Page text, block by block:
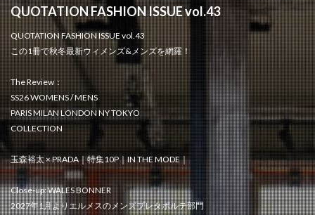
QUOTATION FASHION ISSUE vol.43
QUOTATION FASHION ISSUE vol.43
この1冊で秋冬最新ウィメンズ&メンズを網羅！
The Review：
SS26 WOMENS / MENS
PARIS MILAN LONDON NY TOKYO
COLLECTION
玉森裕太 × PRADA｜特集10P｜IN THE MODE｜
Close-up: WALES BONNER
2027年1月よりエルメスのメンズプレタポルテ部門